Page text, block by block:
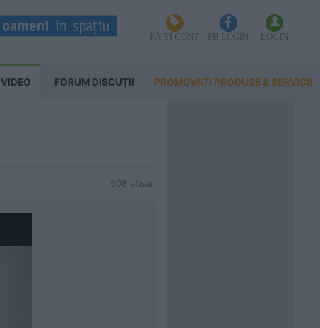
FĂ-ȚI CONT FB LOGIN LOGIN
VIDEO FORUM DISCUŢII PROMOVAȚI PRODUSE & SERVICII
508 afisari